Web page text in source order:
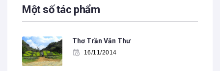
Một số tác phẩm
Thơ Trần Văn Thư
16/11/2014